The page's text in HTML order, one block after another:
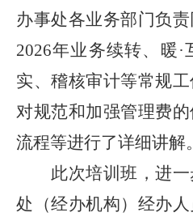
办事处各业务部门负
2026年业务续转、暖·
实、稽核审计等常规工
对规范和加强管理费
流程等进行了详细讲解。
此次培训班，进
处（经办机构）经办